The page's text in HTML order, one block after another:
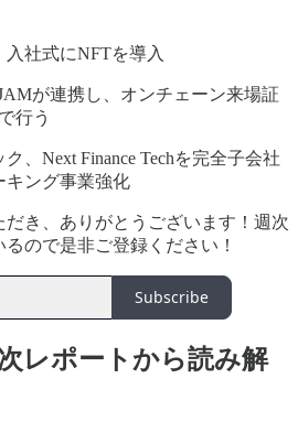
社式にNFTを導入
が連携し、オンチェーン来場証
行う
、Next Finance Techを完全子会社
キング事業強化
き、ありがとうございます！週次
ので是非ご登録ください！
Subscribe
レポートから読み解